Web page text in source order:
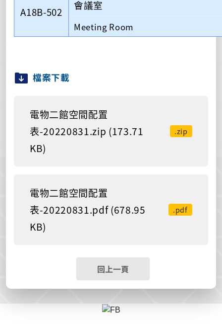
A18B-502 會議室
Meeting Room
檔案下載
電物二館空間配置
表-20220831.zip (173.71
KB)
.zip
電物二館空間配置
表-20220831.pdf (678.95
KB)
.pdf
回上一頁